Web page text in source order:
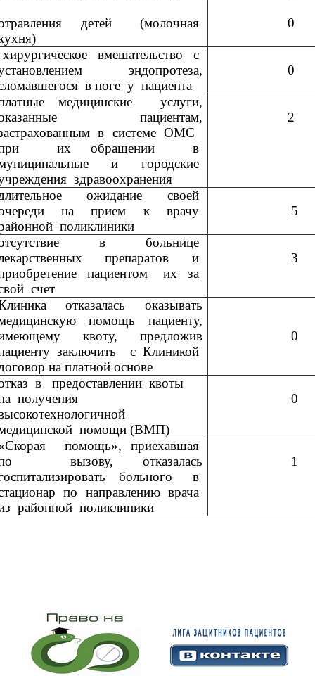
детей
(молочная
0
хирургическое вмешательство
с
эндопротеза,
в ноге у пациента
0
медицинские
услуги,
пациентам,
в системе ОМС
их обращении
в
и
городские
здравоохранения
2
ожидание
своей
на прием к
врачу
поликлиники
5
в
больнице
препаратов
и
пациентом их
за
счет
3
отказалась оказывать
помощь пациенту,
квоту, предложив
заключить
с Клиникой
на платной основе
0
в предоставлении квоты
получения
помощи (ВМП)
0
помощь», приехавшая
вызову, отказалась
больного
в
по направлению врача
районной поликлиники
1